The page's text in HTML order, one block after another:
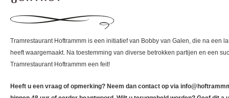
Tramrestaurant Hoftrammm is een initiatief van Bobby van Galen, die na een
heeft waargemaakt. Na toestemming van diverse betrokken partijen en een
Tramrestaurant Hoftrammm een feit!
Heeft u een vraag of opmerking? Neem dan contact op via